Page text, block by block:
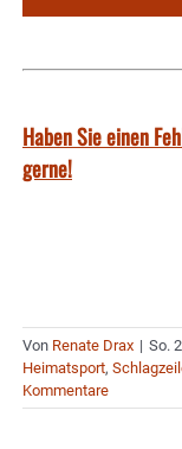
Haben Sie einen
gerne!
Von Renate Drax | So.
Heimatsport,
Kommentare